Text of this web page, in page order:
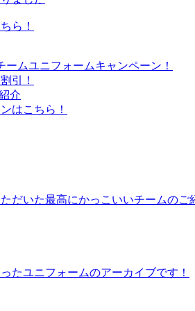
ら！
だいた最高にかっこいいチームのご
たユニフォームのアーカイブです！